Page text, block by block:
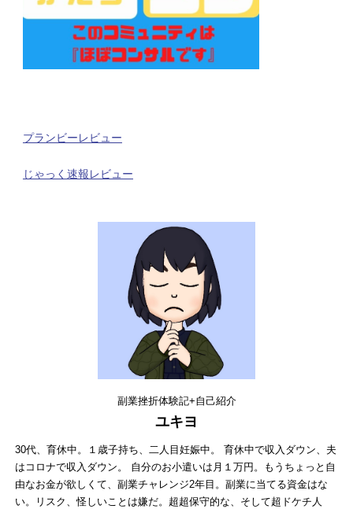
プランビーレビュー
じゃっく速報レビュー
副業挫折体験記+自己紹介
ユキヨ
30代、育休中。１歳子持ち、二人目妊娠中。 育休中で収入ダウン、夫
はコロナで収入ダウン。 自分のお小遣いは月１万円。もうちょっと自
由なお金が欲しくて、副業チャレンジ2年目。副業に当てる資金はな
い。リスク、怪しいことは嫌だ。超超保守的な、そして超ドケチ人